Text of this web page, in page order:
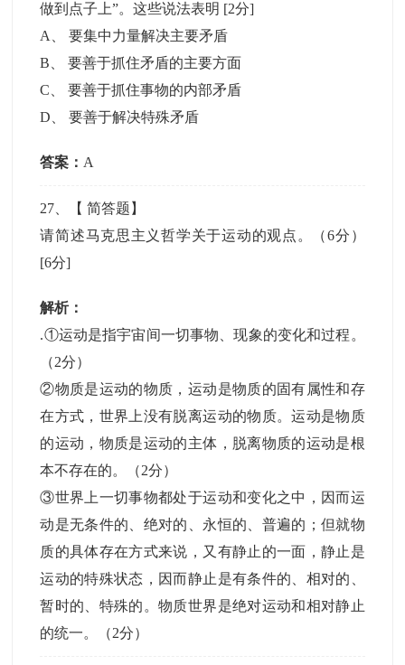
做到点子上”。这些说法表明 [2分]
A
、要集中力量解决主要矛盾
B 、要善于抓住矛盾的主要方面
C 、要善于抓住事物的内部矛盾
D 、要善于解决特殊矛盾
答案： A
27 、【简答题 】
请简述马克思主义哲学关于运动的观点。（6分）
[6分]
解析：
.①运动是指宇宙间一切事物、现象的变化和过程。
（2分）
②物质是运动的物质，运动是物质的固有属性和存
在方式，世界上没有脱离运动的物质。运动是物质
的运动，物质是运动的主体，脱离物质的运动是根
本不存在的。（2分）
③世界上一切事物都处于运动和变化之中，因而运
动是无条件的、绝对的、永恒的、普遍的；但就物
质的具体存在方式来说，又有静止的一面，静止是
运动的特殊状态，因而静止是有条件的、相对的、
暂时的、特殊的。物质世界是绝对运动和相对静止
的统一。（2分）